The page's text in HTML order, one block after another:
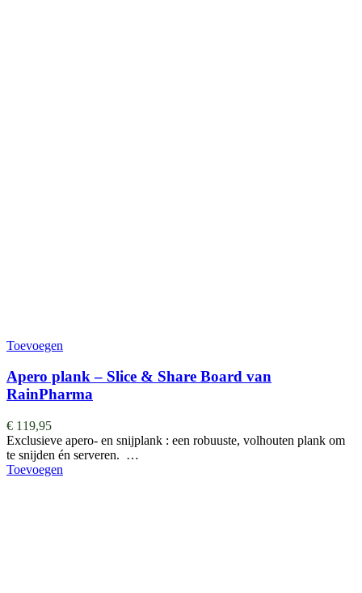
Toevoegen
Apero plank – Slice & Share Board van
RainPharma
€ 119,95
Exclusieve apero- en snijplank : een robuuste, volhouten plank om
te snijden én serveren. …
Toevoegen